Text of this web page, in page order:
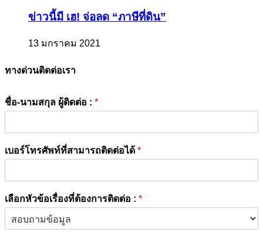
ข่าวนี้มี เฮ! จ่อลด “ภาษีที่ดิน”
13 มกราคม 2021
ทางด่วนติดต่อเรา
ชื่อ-นามสกุล ผู้ติดต่อ : *
เบอร์โทรศัพท์ที่สามารถติดต่อได้ *
เลือกหัวข้อเรื่องที่ต้องการติดต่อ : *